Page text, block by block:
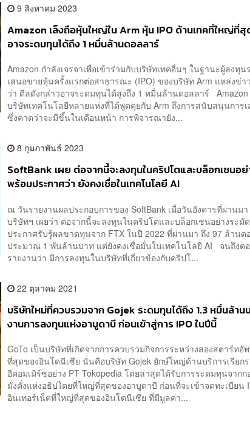
9 สิงหาคม 2023
Amazon เล็งถือหุ้นใหญ่ใน Arm หุ้น IPO ด้านเทคที่ใหญ่ที่
อาจระดมทุนได้ถึง 1 หมื่นล้านดอลลาร์
Amazon กำลังเจรจาเพื่อเข้าร่วมกับบริษัทเทคอื่นๆ ในฐานะผู้ลงทุ
เสนอขายหุ้นครั้งแรกต่อสาธารณะ (IPO) ของบริษัท Arm แหล่งข่า
ว่า ดีลดังกล่าวอาจระดมทุนได้สูงถึง 1 หมื่นล้านดอลลาร์ Amazon
บริษัทเทคโนโลยีหลายแห่งที่ได้พูดคุยกับ Arm ถึงการสนับสนุนการ
ซึ่งคาดว่าจะมีขึ้นในเดือนหน้า การพิจารณายัง...
8 กุมภาพันธ์ 2023
SoftBank เผย ต่อจากนี้จะลงทุนในคริปโตและบล็อกเชนอย่
พร้อมประกาศว่า ยังคงเชื่อในเทคโนโลยี AI
ณ วันรายงานผลประกอบการของ SoftBank เมื่อวันอังคารที่ผ่านม
บริษัทฯ เผยว่า ต่อจากนี้จะลงทุนในคริปโตและบล็อกเชนอย่างระมั
ประกาศรับรู้ผลขาดทุนจาก FTX ในปี 2022 ที่ผ่านมา ถึง 97 ล้านด
ประมาณ 1 พันล้านบาท แต่ยังคงเชื่อมั่นในเทคโนโลยี AI จนถึงต
รายงานว่า มีการลงทุนในบริษัทที่เกี่ยวข้องกับคริปโ...
22 ตุลาคม 2021
บริษัทใหม่ที่ควบรวมจาก Gojek ระดมทุนได้ถึง 1.3 หมื่นล้าน
งานการลงทุนแห่งอาบูดาบี ก่อนเข้าสู่การ IPO ในปีนี้
GoTo เป็นบริษัทที่เกิดจากการควบรวมกิจการระหว่างสองสตาร์ทอั
ที่สุดของอินโดนีเซีย นั่นคือบริษัท Gojek ยักษ์ใหญ่ด้านบริการเรียก
อีคอมเมิร์ซอย่าง PT Tokopedia โดยล่าสุดได้รับการระดมทุนจาก
มั่งคั่งแห่งอธิปไตยที่ใหญ่ที่สุดของอาบูดาบี ก่อนที่จะเข้าจดทะเบียน
อินเทอร์เน็ตที่ใหญ่ที่สุดของอินโดนีเซีย ที่มีมูลค่า...